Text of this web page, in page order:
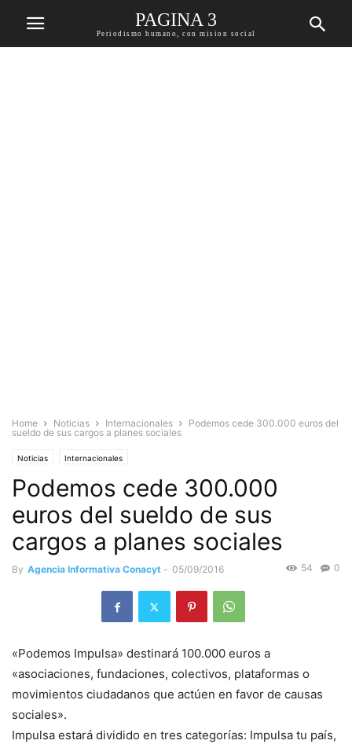
PAGINA 3
Periodismo humano, con mision social
Home Noticias Internacionales
Podemos cede 300.000 euros del
sueldo de sus cargos a planes sociales
Noticias Internacionales
Podemos cede 300.000
euros del sueldo de sus
cargos a planes sociales
By Agencia Informativa Conacyt - 05/09/2016 0
54
«Podemos Impulsa» destinará 100.000 euros a
«asociaciones, fundaciones, colectivos, plataformas o
movimientos ciudadanos que actúen en favor de causas
sociales».
Impulsa estará dividido en tres categorías: Impulsa tu país,